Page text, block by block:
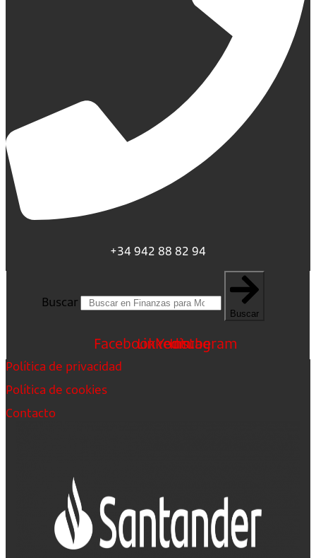
+34 942 88 82 94
Buscar
Buscar
FacebookLinkedin
Youtube
Instagram
Política de privacidad
Política de cookies
Contacto